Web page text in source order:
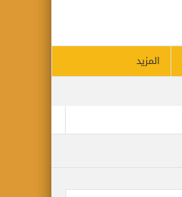
المزيد